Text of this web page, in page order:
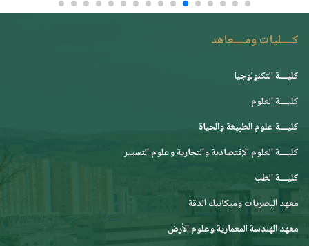
كــــليات ومــــعاهد
كليــــة التكنولوجيا
كليــــة العلوم
كليــــة علوم الطبيعة والحياة
كليــــة العلوم الإقتصادية والتجارية وعلوم التسيير
كليــــة الطب
معهد البصريات وميكانيك الدقة
معهد الهندسة المعمارية وعلوم الأرض